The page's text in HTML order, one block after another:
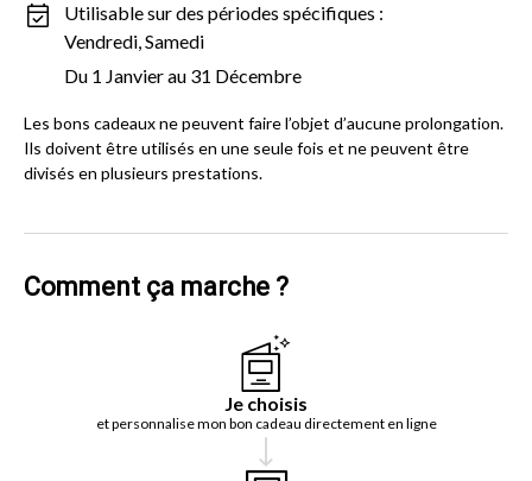
Utilisable sur des périodes spécifiques :
Vendredi, Samedi
Du 1 Janvier au 31 Décembre
Les bons cadeaux ne peuvent faire l’objet d’aucune prolongation.
Ils doivent être utilisés en une seule fois et ne peuvent être
divisés en plusieurs prestations.
Comment ça marche ?
Je choisis
et personnalise mon bon cadeau directement en ligne